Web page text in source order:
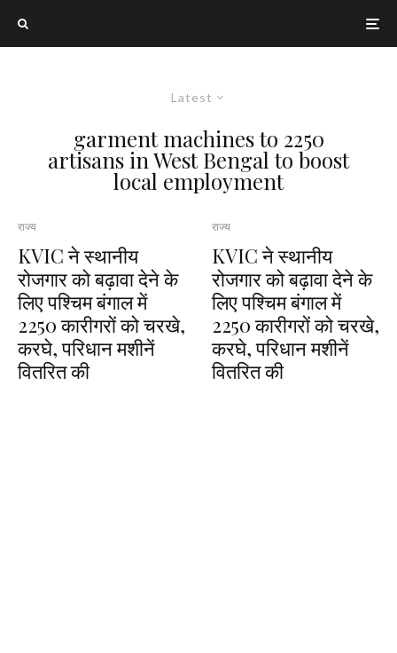
Latest
garment machines to 2250
artisans in West Bengal to boost
local employment
राज्य
KVIC ने स्थानीय
रोजगार को बढ़ावा देने के
लिए पश्चिम बंगाल में
2250 कारीगरों को चरखे,
करघे, परिधान मशीनें
वितरित की
राज्य
KVIC ने स्थानीय
रोजगार को बढ़ावा देने के
लिए पश्चिम बंगाल में
2250 कारीगरों को चरखे,
करघे, परिधान मशीनें
वितरित की